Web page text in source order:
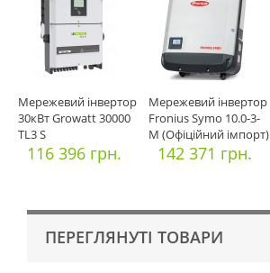
Мережевий інвертор
30кВт Growatt 30000
TL3 S
116 396 грн.
Мережевий інвертор
Fronius Symo 10.0-3-
M (Офіційний імпорт)
142 371 грн.
ПЕРЕГЛЯНУТІ ТОВАРИ